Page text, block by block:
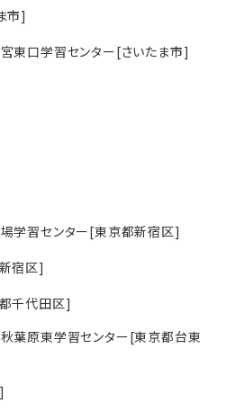
市]
東口学習センター[さいたま市]
学習センター[東京都新宿区]
宿区]
千代田区]
葉原東学習センター[東京都台東